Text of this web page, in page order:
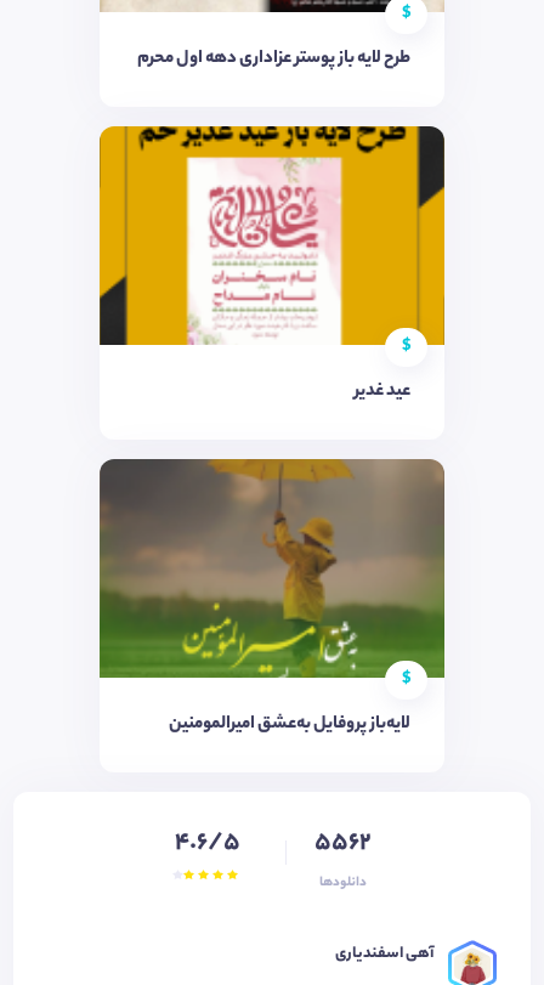
$
طرح لایه باز پوستر عزاداری دهه اول محرم
$
عید غدیر
$
لایه‌باز پروفایل به‌عشق امیرالمومنین
5562
دانلودها
4.6/5
آهی اسفندیاری